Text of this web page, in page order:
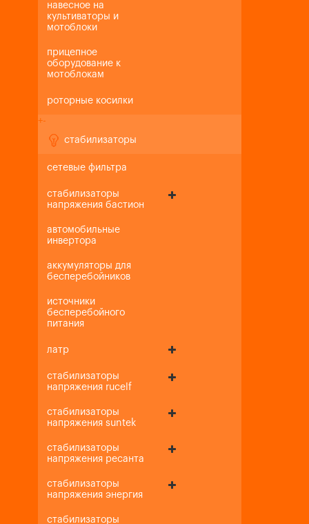
навесное на
культиваторы и
мотоблоки
прицепное
оборудование к
мотоблокам
роторные косилки
+-
стабилизаторы
сетевые фильтра
стабилизаторы
напряжения бастион
автомобильные
инвертора
аккумуляторы для
бесперебойников
источники
бесперебойного
питания
латр
стабилизаторы
напряжения rucelf
стабилизаторы
напряжения suntek
стабилизаторы
напряжения ресанта
стабилизаторы
напряжения энергия
стабилизаторы